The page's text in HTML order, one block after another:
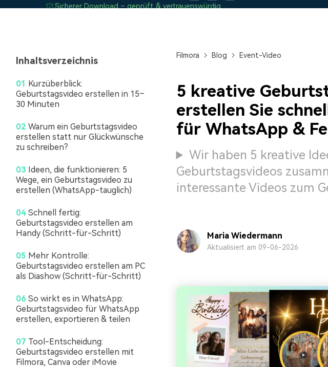
Monetarisieren Sie
An Freunde empfehlen,
Sicherer Download – geprüft & vertrauenswürdig
Inhaltsverzeichnis
01 Kurzüberblick:
Geburtstagsvideo erstellen in 15–
30 Minuten
02 Warum ein Geburtstagsvideo
erstellen statt nur Glückwünsche
zu schreiben?
03 Ideen, die funktionieren: 5
Wege, ein Geburtstagsvideo zu
erstellen (WhatsApp-tauglich)
04 Schnell fertig:
Geburtstagsvideo erstellen am
Handy (Schritt-für-Schritt)
05 Mehr Kontrolle:
Geburtstagsvideo erstellen am PC
als Diashow (Schritt-für-Schritt)
06 So wirkt es in WhatsApp:
Geburtstagsvideo für WhatsApp
erstellen, exportieren & teilen
07 Tool-Entscheidung:
Geburtstagsvideo erstellen mit
Filmora, Canva oder iMovie
Filmora Blog Event-Video
5 kreative
erstellen Sie
für WhatsApp &
Wir haben 5 kreative
Geburtstagsvideos
interessante Videos zum
Maria Wiedermann
Aktualisiert am 09-06-2026